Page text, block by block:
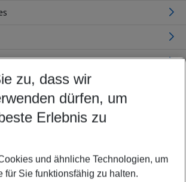
which suits your best
airport
range
08/27 5-8 nights
zu, dass wir
dürfen, um
Erlebnis zu
und ähnliche Technologien, um
für Sie funktionsfähig zu halten.